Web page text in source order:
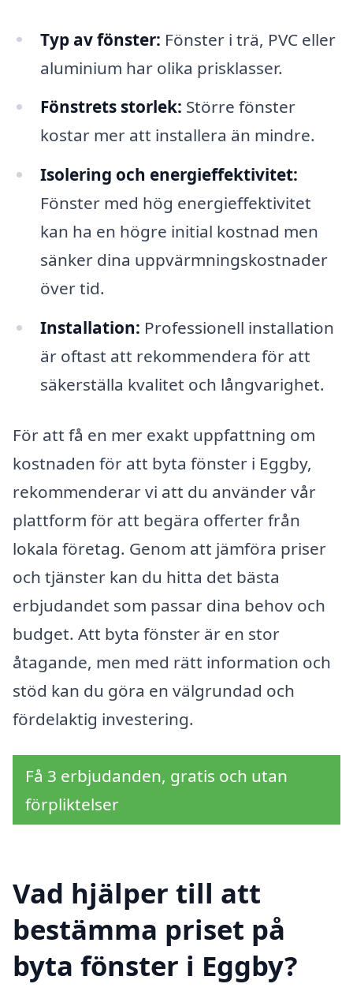
Typ av fönster: Fönster i trä, PVC eller
aluminium har olika prisklasser.
Fönstrets storlek: Större fönster
kostar mer att installera än mindre.
Isolering och energieffektivitet:
Fönster med hög energieffektivitet
kan ha en högre initial kostnad men
sänker dina uppvärmningskostnader
över tid.
Installation: Professionell installation
är oftast att rekommendera för att
säkerställa kvalitet och långvarighet.
För att få en mer exakt uppfattning om
kostnaden för att byta fönster i Eggby,
rekommenderar vi att du använder vår
plattform för att begära offerter från
lokala företag. Genom att jämföra priser
och tjänster kan du hitta det bästa
erbjudandet som passar dina behov och
budget. Att byta fönster är en stor
åtagande, men med rätt information och
stöd kan du göra en välgrundad och
fördelaktig investering.
Få 3 erbjudanden, gratis och utan
förpliktelser
Vad hjälper till att
bestämma priset på
byta fönster i Eggby?